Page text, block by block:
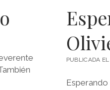
PUBLICADA